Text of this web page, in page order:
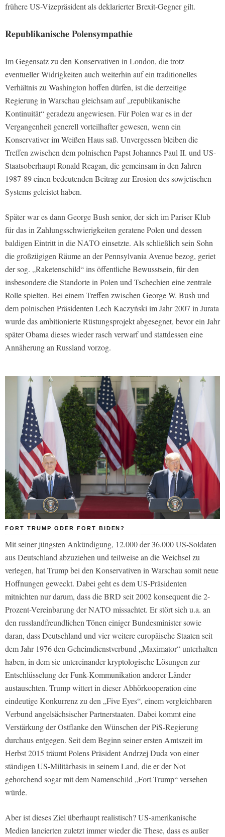
frühere US-Vizepräsident als deklarierter Brexit-Gegner gilt.
Republikanische Polensympathie
Im Gegensatz zu den Konservativen in London, die trotz
eventueller Widrigkeiten auch weiterhin auf ein traditionelles
Verhältnis zu Washington hoffen dürfen, ist die derzeitige
Regierung in Warschau gleichsam auf „republikanische
Kontinuität“ geradezu angewiesen. Für Polen war es in der
Vergangenheit generell vorteilhafter gewesen, wenn ein
Konservativer im Weißen Haus saß. Unvergessen bleiben die
Treffen zwischen dem polnischen Papst Johannes Paul II. und US-
Staatsoberhaupt Ronald Reagan, die gemeinsam in den Jahren
1987-89 einen bedeutenden Beitrag zur Erosion des sowjetischen
Systems geleistet haben.
Später war es dann George Bush senior, der sich im Pariser Klub
für das in Zahlungsschwierigkeiten geratene Polen und dessen
baldigen Eintritt in die NATO einsetzte. Als schließlich sein Sohn
die großzügigen Räume an der Pennsylvania Avenue bezog, geriet
der sog. „Raketenschild“ ins öffentliche Bewusstsein, für den
insbesondere die Standorte in Polen und Tschechien eine zentrale
Rolle spielten. Bei einem Treffen zwischen George W. Bush und
dem polnischen Präsidenten Lech Kaczyński im Jahr 2007 in Jurata
wurde das ambitionierte Rüstungsprojekt abgesegnet, bevor ein Jahr
später Obama dieses wieder rasch verwarf und stattdessen eine
Annäherung an Russland vorzog.
FORT TRUMP ODER FORT BIDEN?
Mit seiner jüngsten Ankündigung, 12.000 der 36.000 US-Soldaten
aus Deutschland abzuziehen und teilweise an die Weichsel zu
verlegen, hat Trump bei den Konservativen in Warschau somit neue
Hoffnungen geweckt. Dabei geht es dem US-Präsidenten
mitnichten nur darum, dass die BRD seit 2002 konsequent die 2-
Prozent-Vereinbarung der NATO missachtet. Er stört sich u.a. an
den russlandfreundlichen Tönen einiger Bundesminister sowie
daran, dass Deutschland und vier weitere europäische Staaten seit
dem Jahr 1976 den Geheimdienstverbund „Maximator“ unterhalten
haben, in dem sie untereinander kryptologische Lösungen zur
Entschlüsselung der Funk-Kommunikation anderer Länder
austauschten. Trump wittert in dieser Abhörkooperation eine
eindeutige Konkurrenz zu den „Five Eyes“, einem vergleichbaren
Verbund angelsächsischer Partnerstaaten. Dabei kommt eine
Verstärkung der Ostflanke den Wünschen der PiS-Regierung
durchaus entgegen. Seit dem Beginn seiner ersten Amtszeit im
Herbst 2015 träumt Polens Präsident Andrzej Duda von einer
ständigen US-Militärbasis in seinem Land, die er der Not
gehorchend sogar mit dem Namenschild „Fort Trump“ versehen
würde.
Aber ist dieses Ziel überhaupt realistisch? US-amerikanische
Medien lancierten zuletzt immer wieder die These, dass es außer